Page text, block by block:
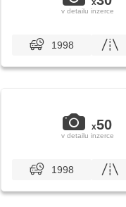
x
v detailu inzerce
1998
x50
v detailu inzerce
1998